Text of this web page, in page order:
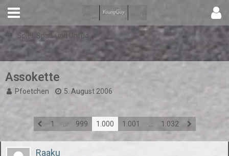
Spiel, Spaß und Unfug
Assokette
Pfoetchen 5. August 2006
1 999 1.000 1.001 1.032
Raaku